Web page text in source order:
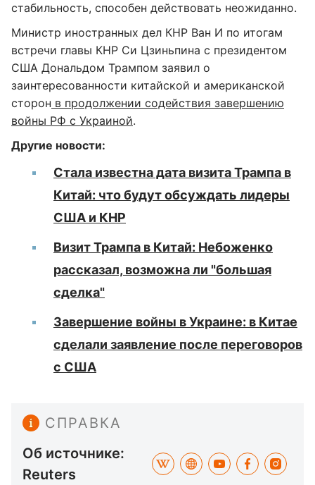
стабильность, способен действовать неожиданно.
Министр иностранных дел КНР Ван И по итогам
встречи главы КНР Си Цзиньпина с президентом
США Дональдом Трампом заявил о
заинтересованности китайской и американской
сторон в продолжении содействия завершению
войны РФ с Украиной.
Другие новости:
Стала известна дата визита Трампа в
Китай: что будут обсуждать лидеры
США и КНР
Визит Трампа в Китай: Небоженко
рассказал, возможна ли "большая
сделка"
Завершение войны в Украине: в Китае
сделали заявление после переговоров
с США
СПРАВКА
Об источнике:
Reuters